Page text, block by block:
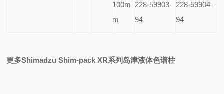
100m
m
228-59903-
94
228-59904-
94
更多Shimadzu Shim-pack XR系列岛津液体色谱柱